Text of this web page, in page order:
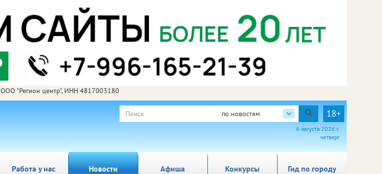
ООО "Регион центр", ИНН 4817003180
по новостям 18+
6 августа 2026 г.
четверг
Работа у нас Новости Афиша Гид по городу
Конкурсы